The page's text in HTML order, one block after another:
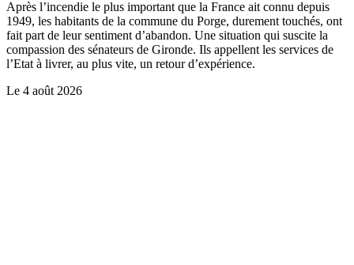
Après l’incendie le plus important que la France ait connu depuis
1949, les habitants de la commune du Porge, durement touchés, ont
fait part de leur sentiment d’abandon. Une situation qui suscite la
compassion des sénateurs de Gironde. Ils appellent les services de
l’Etat à livrer, au plus vite, un retour d’expérience.
Le 4 août 2026